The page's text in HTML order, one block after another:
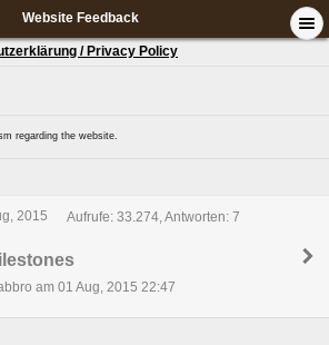
Website Feedback
/ Privacy Policy
regarding the website.
2015
Aufrufe: 33.274, Antworten: 7
am 01 Aug, 2015 22:47